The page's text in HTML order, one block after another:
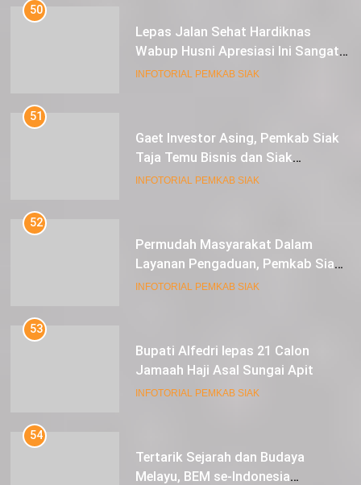
50
Lepas Jalan Sehat Hardiknas
Wabup Husni Apresiasi Ini Sangat
Luar Biasa
INFOTORIAL PEMKAB SIAK
51
Gaet Investor Asing, Pemkab Siak
Taja Temu Bisnis dan Siak
Expoversary 2024
INFOTORIAL PEMKAB SIAK
52
Permudah Masyarakat Dalam
Layanan Pengaduan, Pemkab Siak
Luncurkan Aplikasi SIP PUAN
INFOTORIAL PEMKAB SIAK
53
Bupati Alfedri lepas 21 Calon
Jamaah Haji Asal Sungai Apit
INFOTORIAL PEMKAB SIAK
54
Tertarik Sejarah dan Budaya
Melayu, BEM se-Indonesia